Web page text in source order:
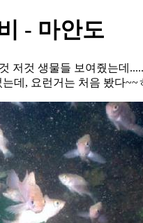
- 마안도
저것 생물들 보여줬는데
데, 요런거는 처음 봤다~~